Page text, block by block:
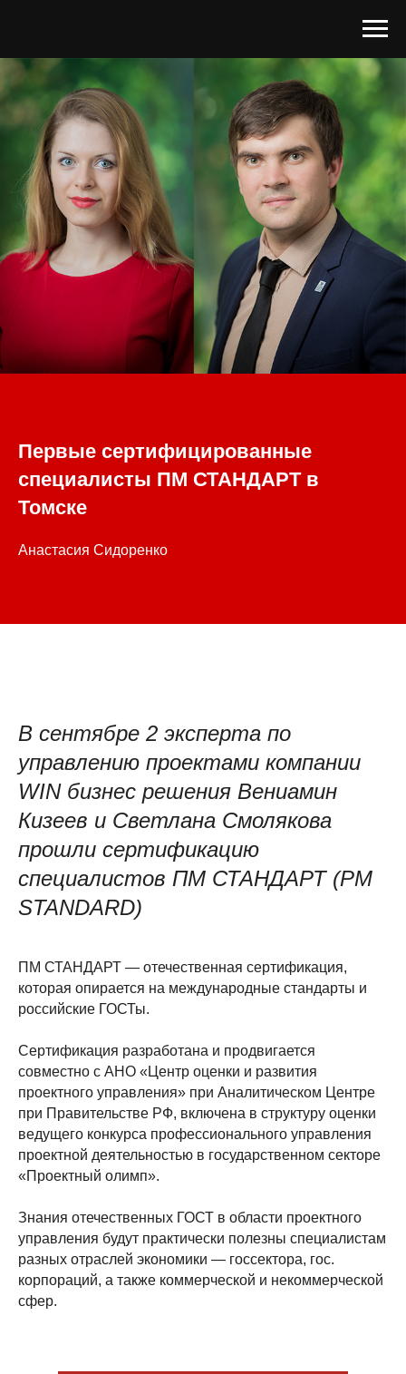
Первые сертифицированные
специалисты ПМ СТАНДАРТ в
Томске
Анастасия Сидоренко
В сентябре 2 эксперта по
управлению проектами компании
WIN бизнес решения Вениамин
Кизеев и Светлана Смолякова
прошли сертификацию
специалистов ПМ СТАНДАРТ (PM
STANDARD)
ПМ СТАНДАРТ — отечественная сертификация,
которая опирается на международные стандарты и
российские ГОСТы.
Сертификация разработана и продвигается
совместно с АНО «Центр оценки и развития
проектного управления» при Аналитическом Центре
при Правительстве РФ, включена в структуру оценки
ведущего конкурса профессионального управления
проектной деятельностью в государственном секторе
«Проектный олимп».
Знания отечественных ГОСТ в области проектного
управления будут практически полезны специалистам
разных отраслей экономики — госсектора, гос.
корпораций, а также коммерческой и некоммерческой
сфер.